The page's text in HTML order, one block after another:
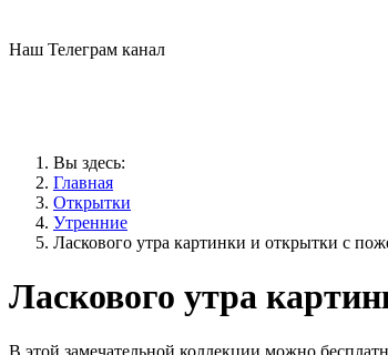
Наш Телеграм канал
Вы здесь:
Главная
Открытки
Утренние
Ласкового утра картинки и открытки с
Ласкового утра
В этой замечательной коллекции можно